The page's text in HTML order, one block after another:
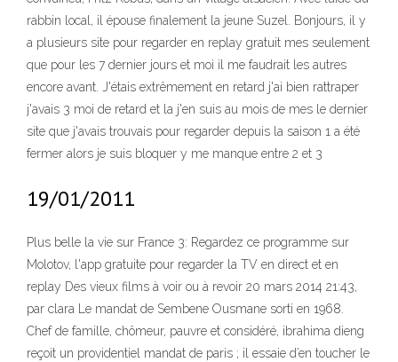
rabbin local, il épouse finalement la jeune Suzel. Bonjours, il y
a plusieurs site pour regarder en replay gratuit mes seulement
que pour les 7 dernier jours et moi il me faudrait les autres
encore avant. J'étais extrêmement en retard j'ai bien rattraper
j'avais 3 moi de retard et la j'en suis au mois de mes le dernier
site que j'avais trouvais pour regarder depuis la saison 1 a été
fermer alors je suis bloquer y me manque entre 2 et 3
19/01/2011
Plus belle la vie sur France 3: Regardez ce programme sur
Molotov, l'app gratuite pour regarder la TV en direct et en
replay Des vieux films à voir ou à revoir 20 mars 2014 21:43,
par clara Le mandat de Sembene Ousmane sorti en 1968.
Chef de famille, chômeur, pauvre et considéré, ibrahima dieng
reçoit un providentiel mandat de paris ; il essaie d’en toucher le